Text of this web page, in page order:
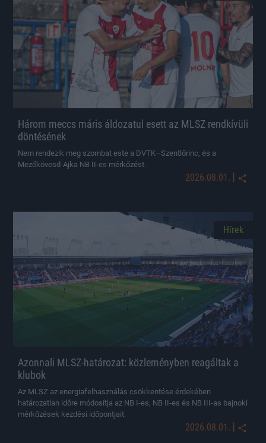
Három meccs máris áldozatul esett az MLSZ rendkívüli
döntésének
Nem rendezik meg szombat este a DVTK–Szentlőrinc, és a
Mezőkövesd-Ajka NB II-es mérkőzést.
2026.08.01. |
Hírek
Azonnali MLSZ-határozat: közleményben reagáltak a
klubok
Az MLSZ az energiafelhasználás csökkentése érdekében
határozatlan időre módosítja az NB I-es, NB II-es és NB III-as bajnoki
mérkőzések kezdési időpontjait.
2026.08.01. |